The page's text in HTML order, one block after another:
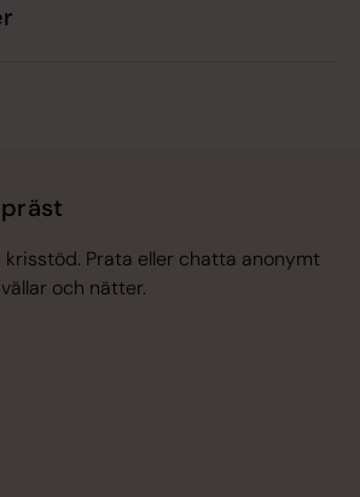
Prata eller chatta anonymt
och nätter.